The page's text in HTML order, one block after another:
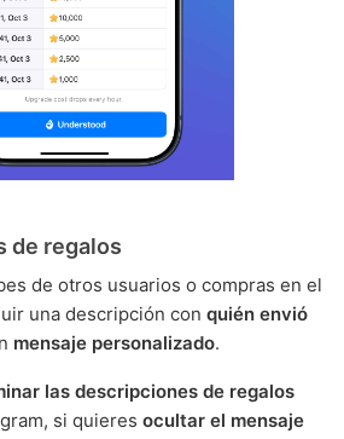
de regalos
de otros usuarios o compras en el
una descripción con quién envió
mensaje personalizado.
las descripciones de regalos
si quieres ocultar el mensaje